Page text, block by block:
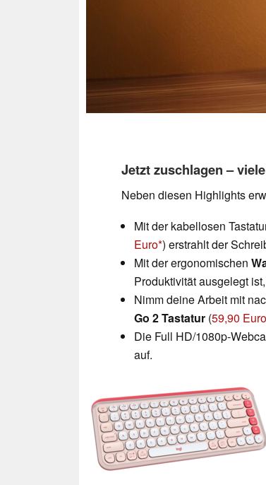
Jetzt zuschlagen –
Neben diesen Highlights
Mit der kabellosen
Euro ) erstrahlt der
Mit der ergonomischen
Produktivität ausgelegt
Nimm deine Arbeit mit
Go 2 Tastatur (59,90 Euro
Die Full HD/1080p-
auf.